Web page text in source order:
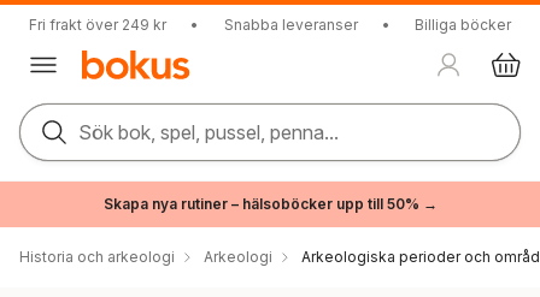
Fri frakt över 249 kr • Snabba leveranser • Billiga böcker
Sök bok, spel, pussel, penna...
Skapa nya rutiner – hälsoböcker upp till 50% →
Historia och arkeologi Arkeologi Arkeologiska perioder och